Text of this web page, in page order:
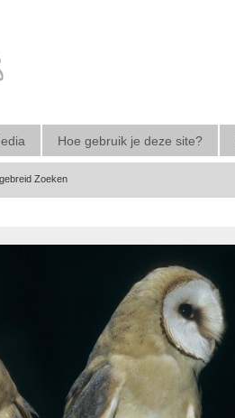
Hoe gebruik je deze site?
Zoeken